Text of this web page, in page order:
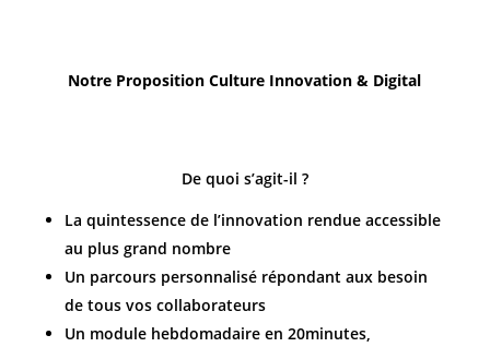
Notre PropositionCulture Innovation & Digital
De quoi s’agit-il ?
La quintessence de l’innovation rendue accessible
au plus grand nombre
Un parcours personnalisé répondant aux besoin
de tous vos collaborateurs
Un module hebdomadaire en 20minutes,